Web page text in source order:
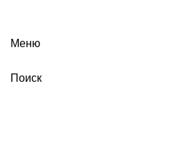
Меню
Поиск